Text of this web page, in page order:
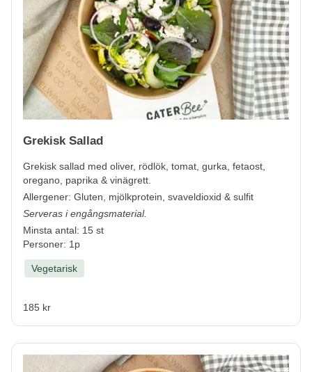
Grekisk Sallad
Grekisk sallad med oliver, rödlök, tomat, gurka, fetaost,
oregano, paprika & vinägrett.
Allergener: Gluten, mjölkprotein, svaveldioxid & sulfit
Serveras i engångsmaterial.
Minsta antal: 15 st
Personer: 1p
Vegetarisk
185 kr